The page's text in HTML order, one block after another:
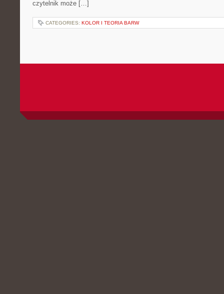
czytelnik może […]
CATEGORIES: KOLOR I TEORIA BARW